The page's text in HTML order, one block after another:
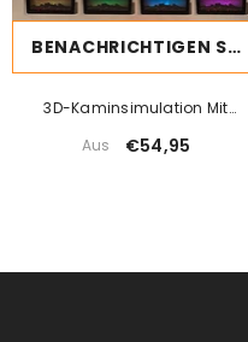
BENACHRICHTIGEN SIE MICH
3D-Kaminsimulation Mit
Aromadiffusor Für Den
Schreibtisch
Aus €54,95